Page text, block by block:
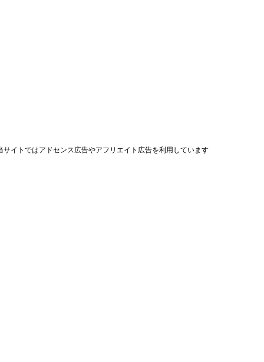
サイトではアドセンス広告やアフリエイト広告を利用しています